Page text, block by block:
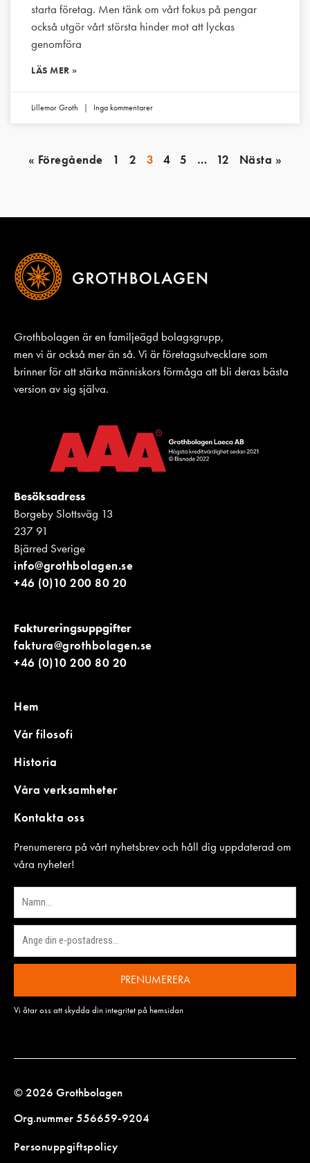
starta företag. Men tänk om vårt fokus på pengar
också utgör vårt största hinder mot att lyckas
genomföra
LÄS MER »
Lillemor Groth Inga kommentarer
« Föregående 1 2 3 4 5 … 12 Nästa »
Grothbolagen är en familjeägd bolagsgrupp,
men vi är också mer än så. Vi är företagsutvecklare som
brinner för att stärka människors förmåga att bli deras bästa
version av sig själva.
Besöksadress
Borgeby Slottsväg 13
237 91
Bjärred Sverige
info@grothbolagen.se
+46 (0)10 200 80 20
Faktureringsuppgifter
faktura@grothbolagen.se
+46 (0)10 200 80 20
Hem
Vår filosofi
Historia
Våra verksamheter
Kontakta oss
Prenumerera på vårt nyhetsbrev och håll dig uppdaterad om
våra nyheter!
PRENUMERERA
Vi åtar oss att skydda din integritet på hemsidan
© 2026 Grothbolagen
Org.nummer 556659-9204
Personuppgiftspolicy